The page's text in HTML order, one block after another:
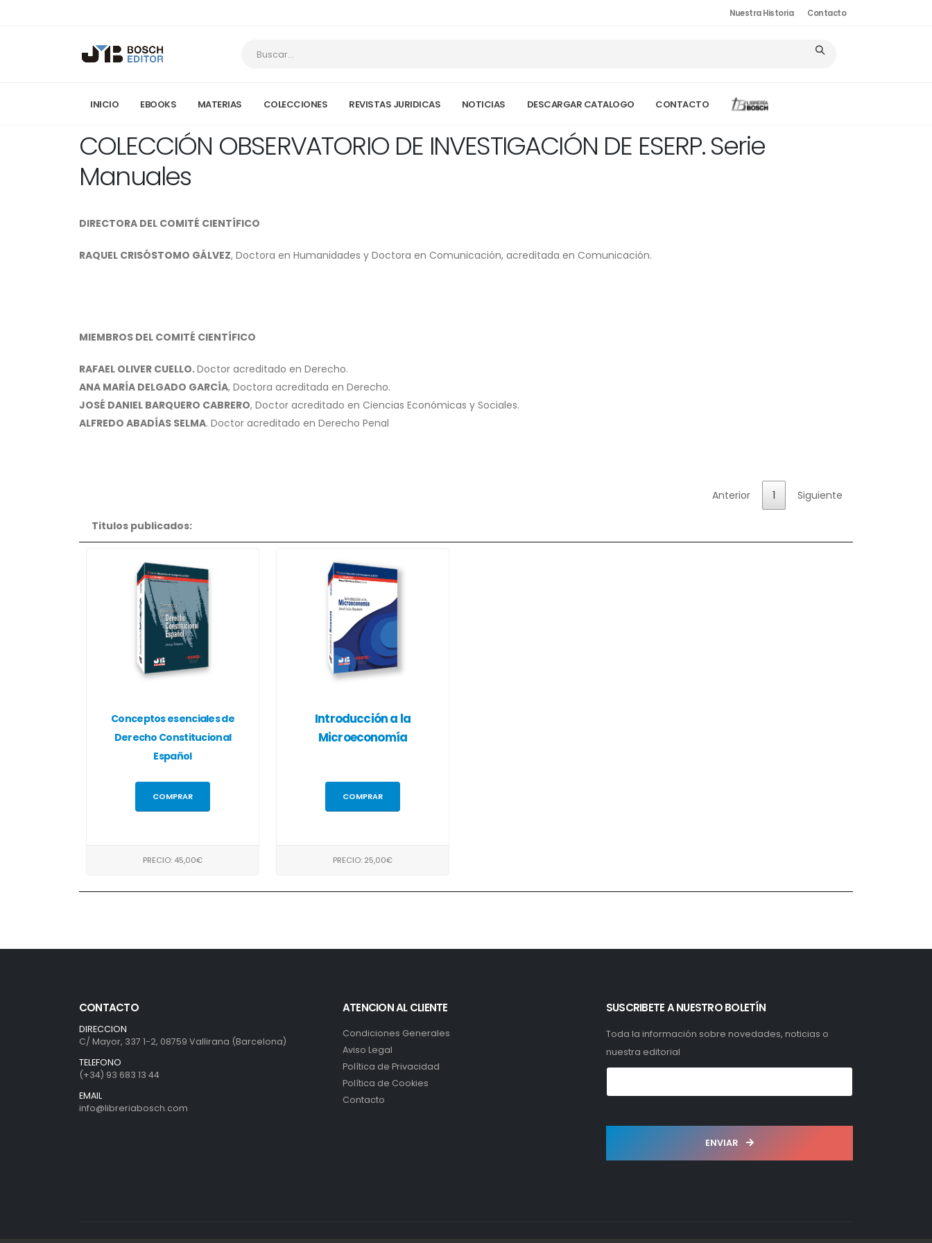
Nuestra Historia Contacto
INICIO EBOOKS MATERIAS COLECCIONES REVISTAS JURIDICAS NOTICIAS DESCARGAR CATALOGO CONTACTO
COLECCIÓN OBSERVATORIO DE INVESTIGACIÓN DE ESERP. Serie
Manuales
DIRECTORA DEL COMITÉ CIENTÍFICO
RAQUEL CRISÓSTOMO GÁLVEZ, Doctora en Humanidades y Doctora en Comunicación, acreditada en Comunicación.
MIEMBROS DEL COMITÉ CIENTÍFICO
RAFAEL OLIVER CUELLO.Doctor acreditado en Derecho.
ANA MARÍA DELGADO GARCÍA, Doctora acreditada en Derecho.
JOSÉ DANIEL BARQUERO CABRERO, Doctor acreditado en Ciencias Económicas y Sociales.
ALFREDO ABADÍAS SELMA. Doctor acreditado en Derecho Penal
Anterior 1 Siguiente
Titulos publicados:
Conceptos esenciales de
Derecho Constitucional
Español
COMPRAR
PRECIO: 45,00€
Introducción a la
Microeconomía
COMPRAR
PRECIO: 25,00€
CONTACTO
DIRECCION
C/ Mayor, 337 1-2, 08759 Vallirana (Barcelona)
TELEFONO
(+34) 93 683 13 44
EMAIL
info@libreriabosch.com
ATENCION AL CLIENTE
Condiciones Generales
Aviso Legal
Política de Privacidad
Política de Cookies
Contacto
SUSCRIBETE A NUESTRO BOLETÍN
Toda la información sobre novedades, noticias o
nuestra editorial
ENVIAR